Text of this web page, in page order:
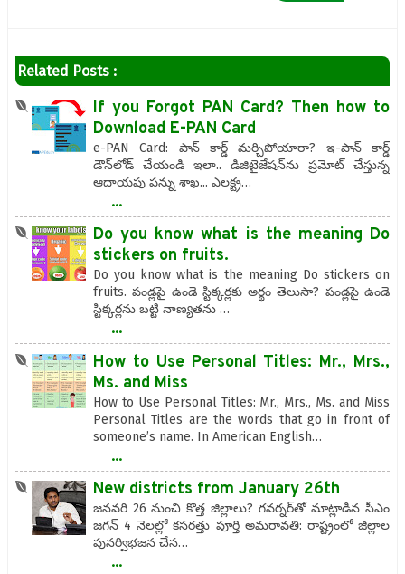
Related Posts :
If you Forgot PAN Card? Then how to
Download E-PAN Card
e-PAN Card: పాన్ కార్డ్ మర్చిపోయారా? ఇ-పాన్ కార్డ్
డౌన్‌లోడ్ చేయండి ఇలా.. డిజిటైజేషన్‌ను ప్రమోట్ చేస్తున్న
ఆదాయపు పన్ను శాఖ... ఎలక్ట్ర…
...
Do you know what is the meaning Do
stickers on fruits.
Do you know what is the meaning Do stickers on
fruits. పండ్లపై ఉండె స్టిక్కర్లకు అర్థం తెలుసా? పండ్లపై ఉండె
స్టిక్కర్లను బట్టి నాణ్యతను …
...
​How to Use Personal Titles: Mr., Mrs.,
Ms. and Miss
​How to Use Personal Titles: Mr., Mrs., Ms. and Miss
Personal Titles are the words that go in front of
someone’s name. In American English…
...
New districts from January 26th
జనవరి 26 నుంచి కొత్త జిల్లాలు? గవర్నర్‌తో మాట్లాడిన సీఎం
జగన్‌ 4 నెలల్లో కసరత్తు పూర్తి అమరావతి: రాష్ట్రంలో జిల్లాల
పునర్విభజన చేస…
...